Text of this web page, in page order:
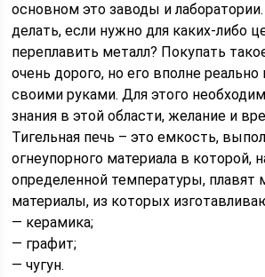
основном это заводы и
делать, если нужно для каких-либо
переплавить металл? Покупать
очень дорого, но его вполне реально
своими руками. Для этого
знания в этой области, желание и
Тигельная печь – это емкость,
огнеупорного материала в которой,
определенной температуры, плавят
материалы, из которых
— керамика;
— графит;
— чугун.